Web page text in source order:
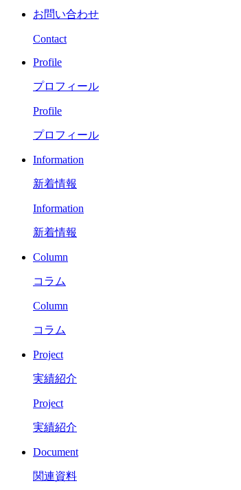
お問い合わせ
Contact
Profile
プロフィール
Profile
プロフィール
Information
新着情報
Information
新着情報
Column
コラム
Column
コラム
Project
実績紹介
Project
実績紹介
Document
関連資料